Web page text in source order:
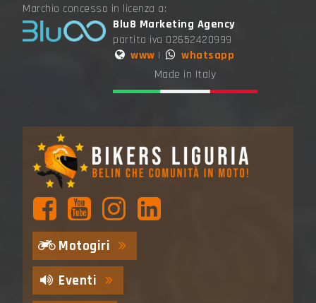
Marchio concesso in licenza a:
Blu8 Marketing Agency
partita iva 02652420999
www |
whatsapp
Made in Italy
Motogiri
Eventi